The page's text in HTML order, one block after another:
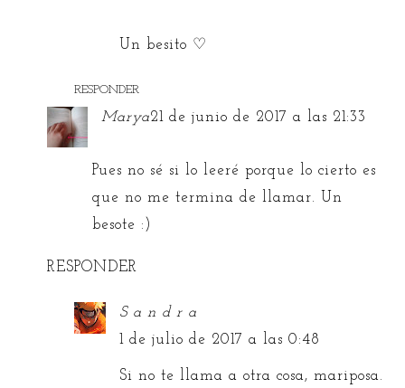
Un besito ♡
RESPONDER
Marya21 de junio de 2017 a las 21:33
Pues no sé si lo leeré porque lo cierto es
que no me termina de llamar. Un
besote :)
RESPONDER
S a n d r a
1 de julio de 2017 a las 0:48
Si no te llama a otra cosa, mariposa.